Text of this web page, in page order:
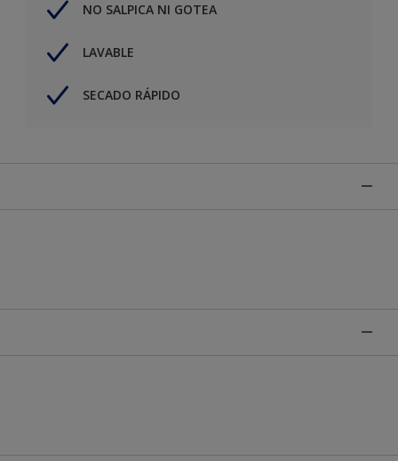
NO SALPICA NI GOTEA
LAVABLE
SECADO RÁPIDO